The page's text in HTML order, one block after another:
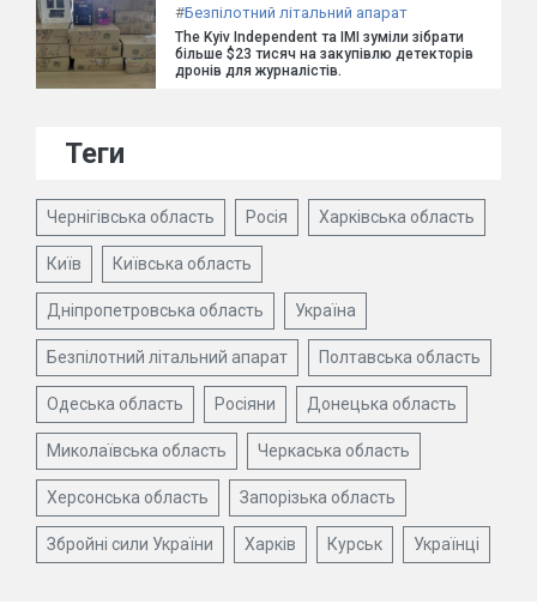
#Безпілотний літальний апарат
The Kyiv Independent та ІМІ зуміли зібрати
більше $23 тисяч на закупівлю детекторів
дронів для журналістів.
Теги
Чернігівська область Росія Харківська область
Київ Київська область
Дніпропетровська область Україна
Безпілотний літальний апарат Полтавська область
Одеська область Росіяни Донецька область
Миколаївська область Черкаська область
Херсонська область Запорізька область
Збройні сили України Харків Курськ Українці